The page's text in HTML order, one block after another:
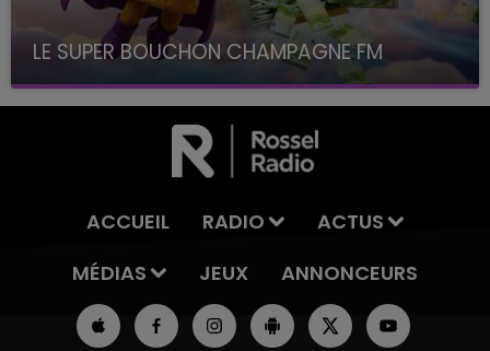
LE SUPER BOUCHON CHAMPAGNE FM
avec La Famille Champagne FM, à 8H10
ACCUEIL RADIO
ACTUS
MÉDIAS
JEUX ANNONCEURS